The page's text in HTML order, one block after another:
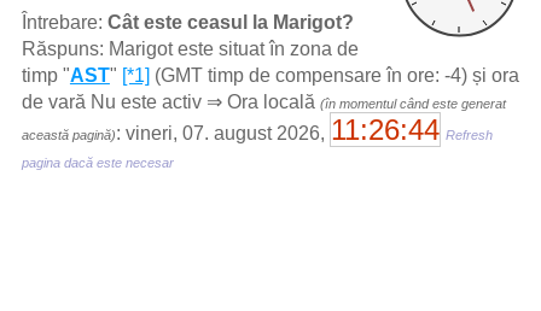
Întrebare: Cât este ceasul la Marigot?
Răspuns: Marigot este situat în zona de
timp "AST" [*1] (GMT timp de compensare în ore: -4) și ora
de vară Nu este activ ⇒ Ora locală (în momentul când este generat
această pagină): vineri, 07. august 2026, 11:26:44 Refresh
pagina dacă este necesar